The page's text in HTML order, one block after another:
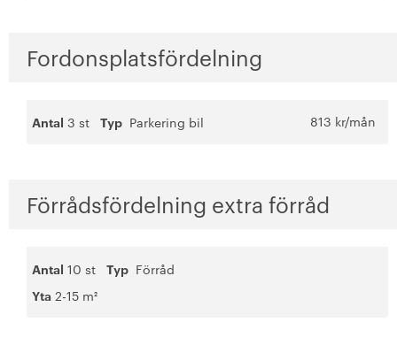
Fordonsplatsfördelning
Antal 3 st Typ Parkering bil 813 kr/mån
Förrådsfördelning extra förråd
Antal 10 st Typ Förråd
Yta 2-15 m²